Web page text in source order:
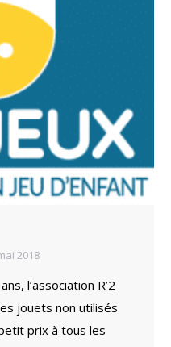
2018
l’association R’2
jouets non utilisés
prix à tous les